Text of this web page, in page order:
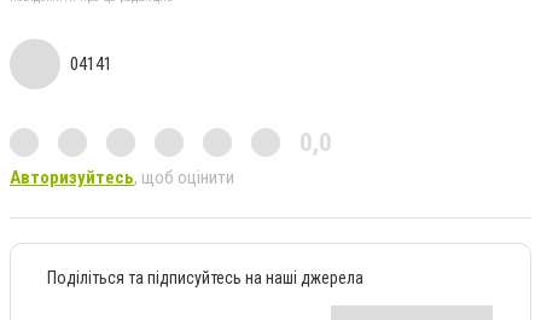
04141
0,0
Авторизуйтесь, щоб оцінити
Поділіться та підписуйтесь на наші джерела